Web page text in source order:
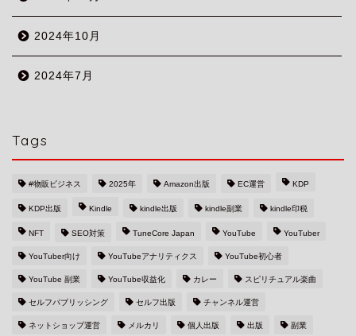
2024年10月
2024年7月
Tags
#物販ビジネス 2025年 Amazon出版 EC運営 KDP
KDP出版 Kindle kindle出版 kindle副業 kindle印税
NFT SEO対策 TuneCore Japan YouTube YouTuber
YouTuber向け YouTubeアナリティクス YouTube初心者
YouTube 副業 YouTube収益化 カレー スピリチュアル楽曲
セルフパブリッシング セルフ出版 チャンネル運営
ネットショップ運営 メルカリ 個人出版 出版 副業